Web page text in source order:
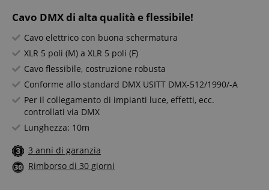
Cavo DMX di alta qualità e flessibile!
Cavo elettrico con buona schermatura
XLR 5 poli (M) a XLR 5 poli (F)
Cavo flessibile, costruzione robusta
Conforme allo standard DMX USITT DMX-512/1990/-A
Per il collegamento di impianti luce, effetti, ecc.
controllati via DMX
Lunghezza: 10m
3 anni di garanzia
Rimborso di 30 giorni